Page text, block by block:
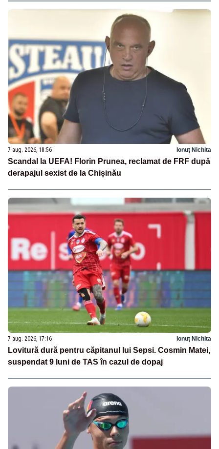
7 aug. 2026, 18:56 Ionuț Nichita
Scandal la UEFA! Florin Prunea, reclamat de FRF după
derapajul sexist de la Chișinău
7 aug. 2026, 17:16 Ionuț Nichita
Lovitură dură pentru căpitanul lui Sepsi. Cosmin Matei,
suspendat 9 luni de TAS în cazul de dopaj